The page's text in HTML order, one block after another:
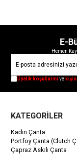
E-
Hemen
Üyelik koşullarınıve
KATEGORİLER
Kadın Çanta
Portföy Çanta (Clutch
Çapraz Askılı Çanta